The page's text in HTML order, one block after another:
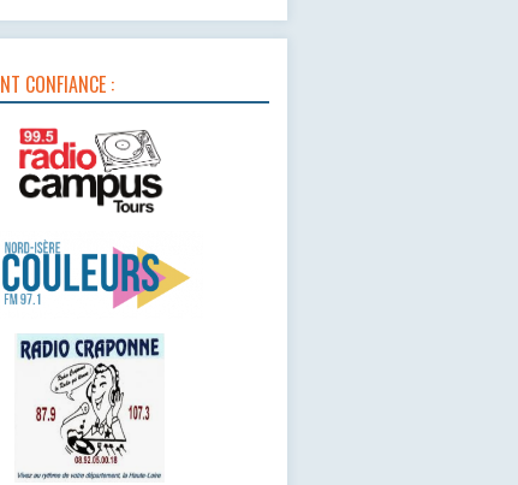
CONFIANCE :